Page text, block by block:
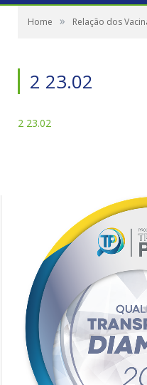
Home » Relação dos
2 23.02
2 23.02